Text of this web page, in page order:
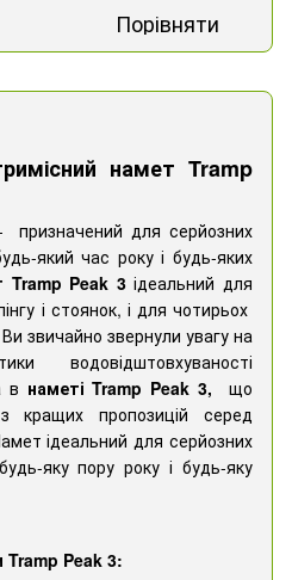
Порівняти
намет Tramp
призначений для серйозних
який час року і будь-яких
Tramp Peak 3ідеальний для
і стоянок, і для чотирьох
Ви звичайно звернули увагу на
водовідштовхуваності
в наметі Tramp Peak 3,що
кращих пропозицій серед
ідеальний для серйозних
яку пору року і будь-яку
Tramp Peak 3: